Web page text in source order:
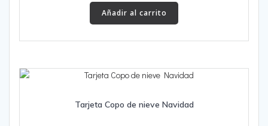
original
era:
30,00 €.
actual
es:
20,00 €.
Añadir al carrito
Tarjeta Copo de nieve Navidad